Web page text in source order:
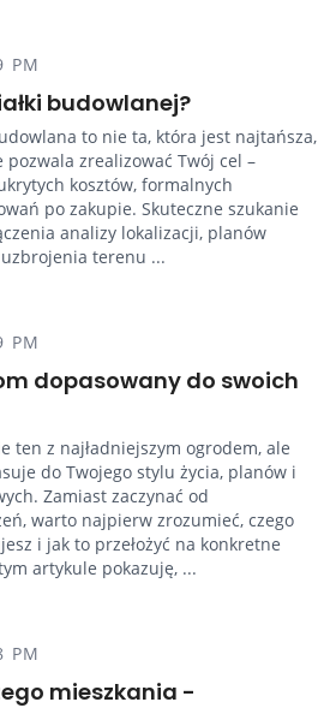
PM
budowlanej?
to nie ta, która jest najtańsza,
zrealizować Twój cel –
kosztów, formalnych
po zakupie. Skuteczne szukanie
analizy lokalizacji, planów
terenu ...
PM
dopasowany do swoich
ten z najładniejszym ogrodem, ale
do Twojego stylu życia, planów i
Zamiast zaczynać od
warto najpierw zrozumieć, czego
i jak to przełożyć na konkretne
artykule pokazuję, ...
PM
mieszkania -